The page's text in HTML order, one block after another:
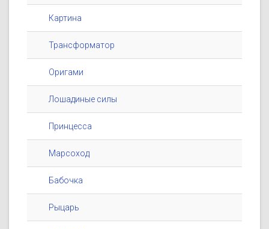
Картина
Трансформатор
Оригами
Лошадиные силы
Принцесса
Марсоход
Бабочка
Рыцарь